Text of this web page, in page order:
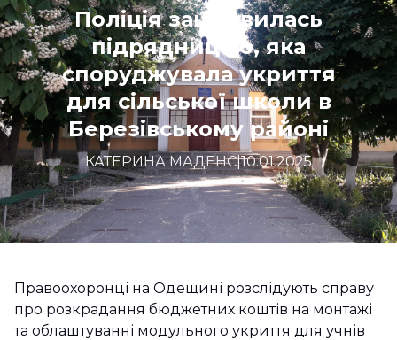
Поліція зацікавилась
підрядницею, яка
споруджувала укриття
для сільської школи в
Березівському районі
КАТЕРИНА МАДЕНС|10.01.2025
Правоохоронці на Одещині розслідують справу
про розкрадання бюджетних коштів на монтажі
та облаштуванні модульного укриття для учнів